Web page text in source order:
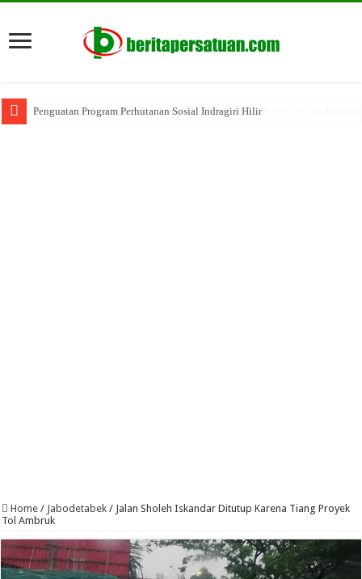
Penguatan Program Perhutanan Sosial Indragiri Hilir
Home / Jabodetabek / Jalan Sholeh Iskandar Ditutup Karena Tiang Proyek
Tol Ambruk